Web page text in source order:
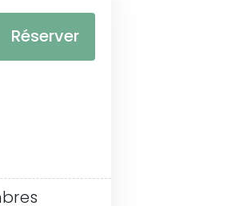
Réserver